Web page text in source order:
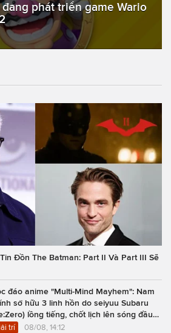
phát triển game Wario
Đồn The Batman: Part II Và Part III Sẽ
đáo anime "Multi-Mind Mayhem": Nam
sở hữu 3 linh hồn do seiyuu Subaru
lồng tiếng, chốt lịch lên sóng đầu
2027
trí 08/08, 14:12